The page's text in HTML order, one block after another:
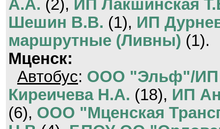
А.А. (2), ИП Лакшинская
Шешин В.В. (1), ИП
маршрутные (Ливны) (1).
Мценск:
Автобус: ООО "Эльф"/ИП
Киреичева Н.А. (18), ИП
(6), ООО "Мценская